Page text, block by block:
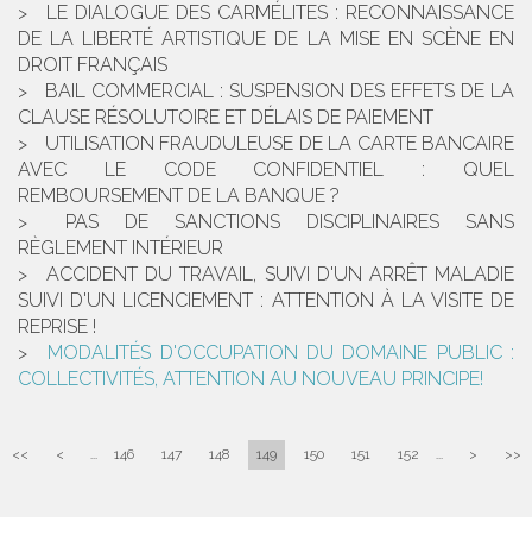
LE DIALOGUE DES CARMÉLITES : RECONNAISSANCE
DE LA LIBERTÉ ARTISTIQUE DE LA MISE EN SCÈNE EN
DROIT FRANÇAIS
BAIL COMMERCIAL : SUSPENSION DES EFFETS DE LA
CLAUSE RÉSOLUTOIRE ET DÉLAIS DE PAIEMENT
UTILISATION FRAUDULEUSE DE LA CARTE BANCAIRE
AVEC LE CODE CONFIDENTIEL : QUEL
REMBOURSEMENT DE LA BANQUE ?
PAS DE SANCTIONS DISCIPLINAIRES SANS
RÈGLEMENT INTÉRIEUR
ACCIDENT DU TRAVAIL, SUIVI D'UN ARRÊT MALADIE
SUIVI D'UN LICENCIEMENT : ATTENTION À LA VISITE DE
REPRISE !
MODALITÉS D'OCCUPATION DU DOMAINE PUBLIC :
COLLECTIVITÉS, ATTENTION AU NOUVEAU PRINCIPE!
<< < ... 146 147 148 149 150 151 152 ... > >>